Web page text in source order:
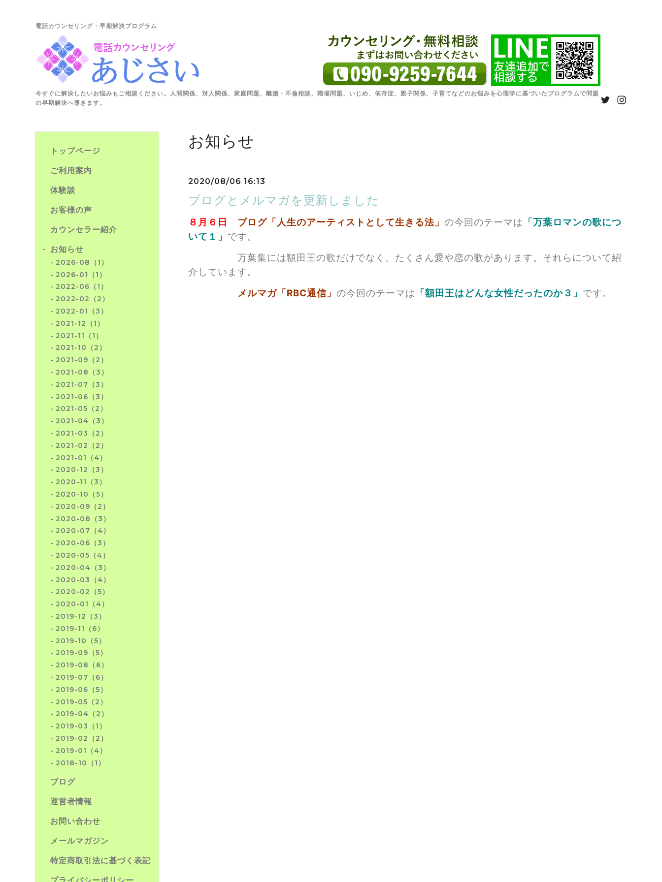
電話カウンセリング・早期解決プログラム
今すぐに解決したいお悩みもご相談ください。人間関係、対人関係、家庭問題、離婚・不倫相談、職場問題、いじめ、依存症、親子関係、子育てなどのお悩みを心理学に基づいたプログラムで問題
の早期解決へ導きます。
トップページ
ご利用案内
体験談
お客様の声
カウンセラー紹介
お知らせ
2026-08（1）
2026-01（1）
2022-06（1）
2022-02（2）
2022-01（3）
2021-12（1）
2021-11（1）
2021-10（2）
2021-09（2）
2021-08（3）
2021-07（3）
2021-06（3）
2021-05（2）
2021-04（3）
2021-03（2）
2021-02（2）
2021-01（4）
2020-12（3）
2020-11（3）
2020-10（5）
2020-09（2）
2020-08（3）
2020-07（4）
2020-06（3）
2020-05（4）
2020-04（3）
2020-03（4）
2020-02（5）
2020-01（4）
2019-12（3）
2019-11（6）
2019-10（5）
2019-09（5）
2019-08（6）
2019-07（6）
2019-06（5）
2019-05（2）
2019-04（2）
2019-03（1）
2019-02（2）
2019-01（4）
2018-10（1）
ブログ
運営者情報
お問い合わせ
メールマガジン
特定商取引法に基づく表記
プライバシーポリシー
お知らせ
2020/08/06 16:13
ブログとメルマガを更新しました
８月６日 ブログ「人生のアーティストとして生きる法」 の今回のテーマは
「万葉ロマンの歌につ
いて１」 です。
万葉集には額田王の歌だけでなく、たくさん愛や恋の歌があります。それらについて紹
介しています。
メルマガ「RBC通信」 の今回のテーマは 「額田王はどんな女性だったのか３」 です。